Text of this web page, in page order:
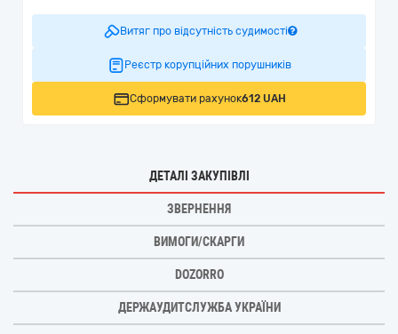
Витяг про відсутність судимості
Реєстр корупційних порушників
Сформувати рахунок612 UAH
ДЕТАЛІ ЗАКУПІВЛІ
ЗВЕРНЕННЯ
ВИМОГИ/СКАРГИ
DOZORRO
ДЕРЖАУДИТСЛУЖБА УКРАЇНИ